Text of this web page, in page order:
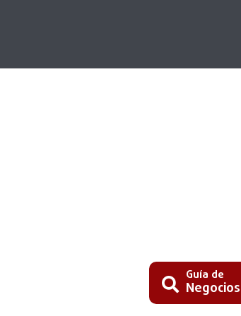
Guía de